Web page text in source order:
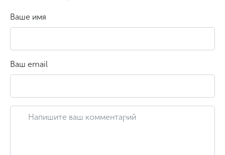
Ваше имя
Ваш email